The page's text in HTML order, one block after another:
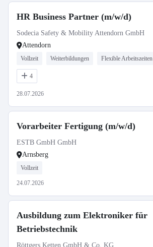
HR Business Partner (m/w/d)
Sodecia Safety & Mobility Attendorn GmbH
Attendorn
Vollzeit Weiterbildungen Flexible Arbeitszeiten
4
28.07.2026
Vorarbeiter Fertigung (m/w/d)
ESTB GmbH GmbH
Arnsberg
Vollzeit
24.07.2026
Ausbildung zum Elektroniker für
Betriebstechnik
Röttgers Ketten GmbH & Co. KG